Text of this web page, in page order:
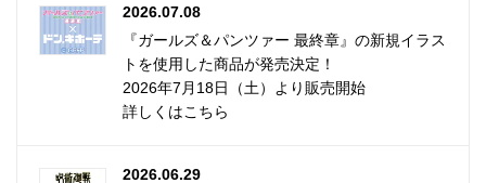
2026.07.08
『ガールズ＆パンツァー 最終章』の新規イラス
トを使用した商品が発売決定！
2026年7月18日（土）より販売開始
詳しくはこちら
2026.06.29